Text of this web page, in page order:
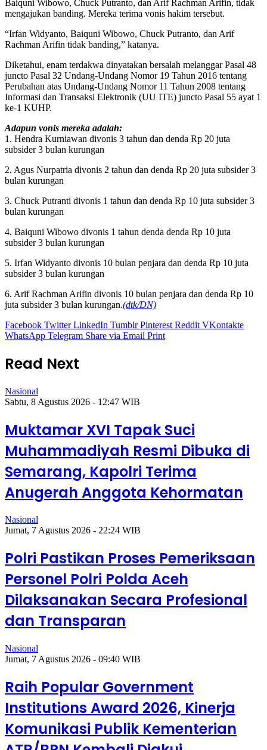
Baiquni Wibowo, Chuck Putranto, dan Arif Rachman Arifin, tidak
mengajukan banding. Mereka terima vonis hakim tersebut.
“Irfan Widyanto, Baiquni Wibowo, Chuck Putranto, dan Arif
Rachman Arifin tidak banding,” katanya.
Diketahui, enam terdakwa dinyatakan bersalah melanggar Pasal 48
juncto Pasal 32 Undang-Undang Nomor 19 Tahun 2016 tentang
Perubahan atas Undang-Undang Nomor 11 Tahun 2008 tentang
Informasi dan Transaksi Elektronik (UU ITE) juncto Pasal 55 ayat 1
ke-1 KUHP.
Adapun vonis mereka adalah:
1. Hendra Kurniawan divonis 3 tahun dan denda Rp 20 juta
subsider 3 bulan kurungan
2. Agus Nurpatria divonis 2 tahun dan denda Rp 20 juta subsider 3
bulan kurungan
3. Chuck Putranti divonis 1 tahun dan denda Rp 10 juta subsider 3
bulan kurungan
4. Baiquni Wibowo divonis 1 tahun denda denda Rp 10 juta
subsider 3 bulan kurungan
5. Irfan Widyanto divonis 10 bulan penjara dan denda Rp 10 juta
subsider 3 bulan kurungan
6. Arif Rachman Arifin divonis 10 bulan penjara dan denda Rp 10
juta subsider 3 bulan kurungan.(dtk/DN)
Facebook Twitter LinkedIn Tumblr Pinterest Reddit VKontakte
WhatsApp Telegram Share via Email Print
Read Next
Nasional
Sabtu, 8 Agustus 2026 - 12:47 WIB
Muktamar XVI Tapak Suci
Muhammadiyah Resmi Dibuka di
Semarang, Kapolri Terima
Anugerah Anggota Kehormatan
Nasional
Jumat, 7 Agustus 2026 - 22:24 WIB
Polri Pastikan Proses Pemeriksaan
Personel Polri Polda Aceh
Dilaksanakan Secara Profesional
dan Transparan
Nasional
Jumat, 7 Agustus 2026 - 09:40 WIB
Raih Popular Government
Institutions Award 2026, Kinerja
Komunikasi Publik Kementerian